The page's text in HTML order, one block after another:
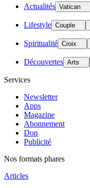
Actualités Vatican
Lifestyle Couple
Spiritualité Croix
Découvertes Arts
Services
Newsletter
Apps
Magazine
Abonnement
Don
Publicité
Nos formats phares
Articles